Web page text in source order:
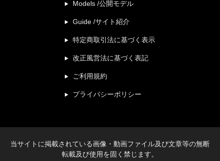
Models /公開モデル
Guide /サイト紹介
特定商取引法に基づく表示
改正風営法に基づく表記
ご利用規約
プライバシーポリシー
当サイトに掲載されている画像・動画ファイル及び文章等の無断
転載及び使用を固く禁じます。